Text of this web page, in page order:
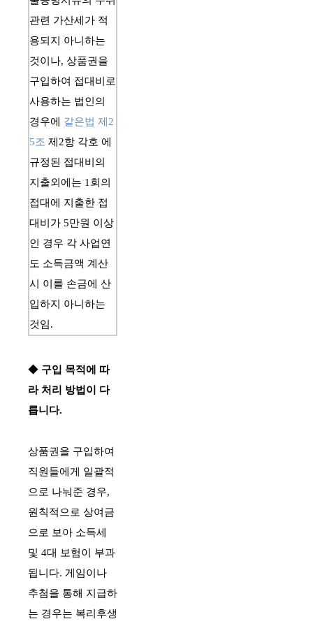
관련 가산세가 적
용되지 아니하는
것이나, 상품권 을
구입하여 접대비로
사용하는 법인의
경우에 같은법 제2
5조 제2항 각호 에
규정된 접대비의
지출외에는 1회의
접대에 지출한 접
대비가 5만원 이상
인 경우 각 사업연
도 소득금액 계산
시 이를 손금에 산
입하지 아니하는
것임.
◆ 구입 목적에 따
라 처리 방법이 다
릅니다.
상품권을 구입하여
직원들에게 일괄적
으로 나눠준 경우,
원칙적으로 상여금
으로 보아 소득세
및 4대 보험이 부과
됩니다. 게임이나
추첨을 통해 지급하
는 경우는 복리후생